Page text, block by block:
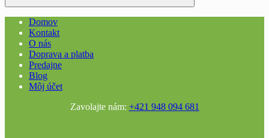
Domov
Kontakt
O nás
Doprava a platba
Predajne
Blog
Môj účet
Zavolajte nám: +421 948 094 681